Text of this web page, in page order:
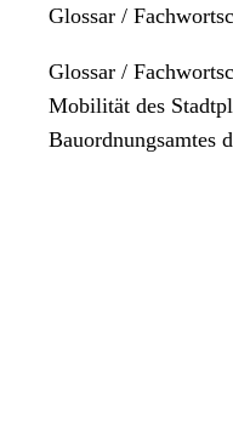
Glossar /
Glossar /
Mobilität des
Bauordnungsamtes